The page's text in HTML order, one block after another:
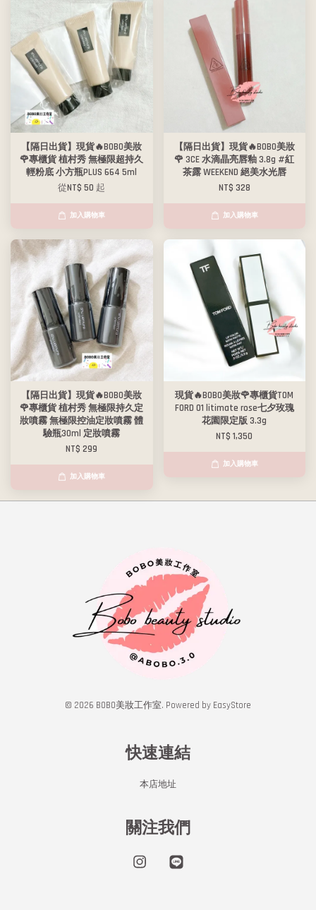
【隔日出貨】現貨🔥BOBO美妝
🌹專櫃貨 植村秀 無極限超持久
輕粉底 小方瓶PLUS 664 5ml
從NT$ 50 起
加入購物車
【隔日出貨】現貨🔥BOBO美妝
🌹 3CE 水滴晶亮唇釉 3.8g #紅
茶露 WEEKEND 絕美水光唇
NT$ 328
加入購物車
【隔日出貨】現貨🔥BOBO美妝
🌹專櫃貨 植村秀 無極限持久定
妝噴霧 無極限控油定妝噴霧 體
驗瓶30ml 定妝噴霧
NT$ 299
加入購物車
現貨🔥BOBO美妝🌹專櫃貨TOM
FORD 01 litimate rose七夕玫瑰
花園限定版 3.3g
NT$ 1,350
加入購物車
© 2026 BOBO美妝工作室. Powered by EasyStore
快速連結
本店地址
關注我們
Instagram